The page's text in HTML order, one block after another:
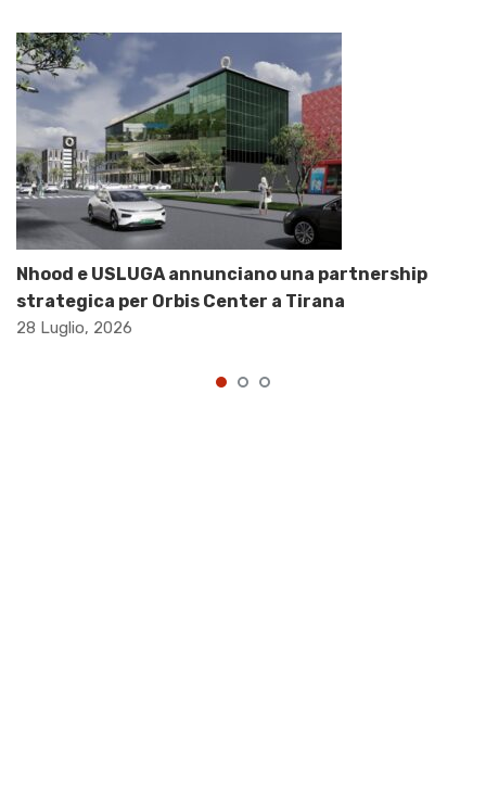
Nhood e USLUGA annunciano una partnership
strategica per Orbis Center a Tirana
28 Luglio, 2026